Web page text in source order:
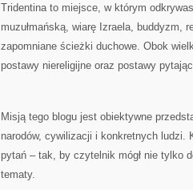
Tridentina to miejsce, w którym
muzułmańską, wiarę Izraela, buddyzm,
zapomniane ścieżki duchowe. Obok
postawy niereligijne oraz postawy
Misją tego blogu jest obiektywne
narodów, cywilizacji i konkretnych ludzi.
pytań – tak, by czytelnik mógł nie tylko
tematy.